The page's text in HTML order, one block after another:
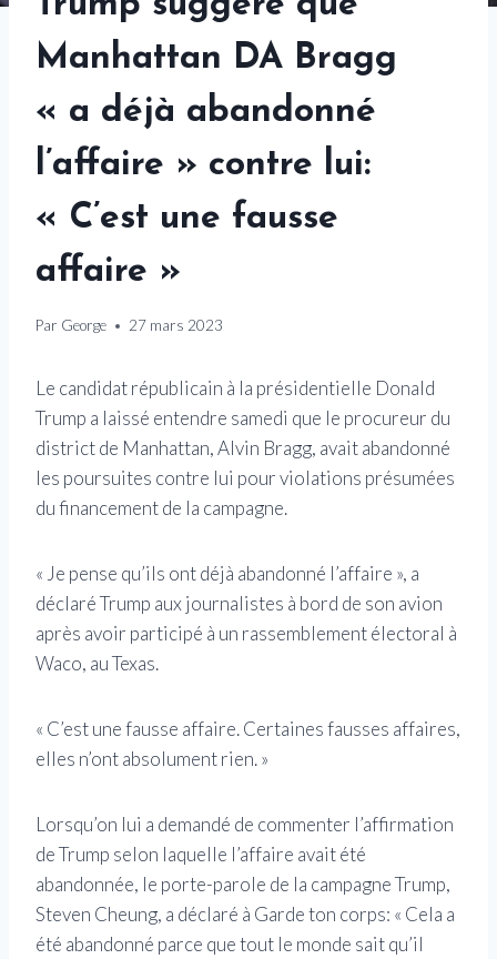
Manhattan DA Bragg
« a déjà abandonné
l’affaire » contre lui:
« C’est une fausse
affaire »
Par George 27 mars 2023
Le candidat républicain à la présidentielle Donald
Trump a laissé entendre samedi que le procureur du
district de Manhattan, Alvin Bragg, avait abandonné
les poursuites contre lui pour violations présumées
du financement de la campagne.
« Je pense qu’ils ont déjà abandonné l’affaire », a
déclaré Trump aux journalistes à bord de son avion
après avoir participé à un rassemblement électoral à
Waco, au Texas.
« C’est une fausse affaire. Certaines fausses affaires,
elles n’ont absolument rien. »
Lorsqu’on lui a demandé de commenter l’affirmation
de Trump selon laquelle l’affaire avait été
abandonnée, le porte-parole de la campagne Trump,
Steven Cheung, a déclaré à Garde ton corps: « Cela a
été abandonné parce que tout le monde sait qu’il